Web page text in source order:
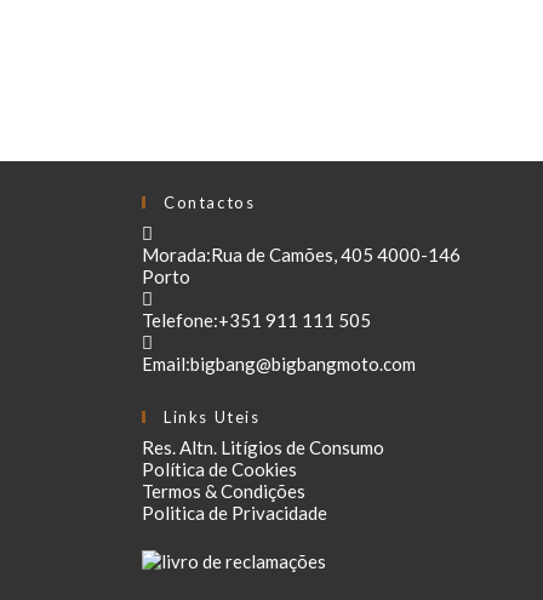
Contactos
Morada:Rua de Camões, 405 4000-146
Porto
Telefone:+351 911 111 505
Email:bigbang@bigbangmoto.com
Links Uteis
Res. Altn. Litígios de Consumo
Política de Cookies
Termos & Condições
Politica de Privacidade